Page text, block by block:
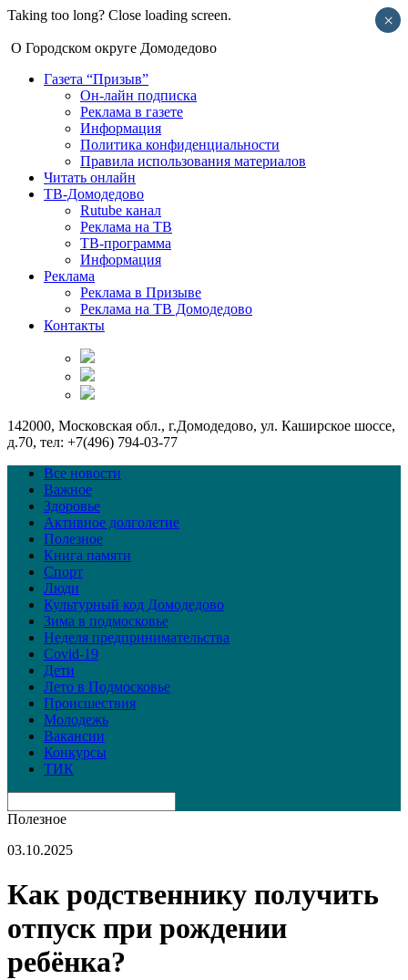
Taking too long? Close loading screen.
О Городском округе Домодедово
Газета “Призыв”
Он-лайн подписка
Реклама в газете
Информация
Политика конфиденциальности
Правила использования материалов
Читать онлайн
ТВ-Домодедово
Rutube канал
Реклама на ТВ
ТВ-программа
Информация
Реклама
Реклама в Призыве
Реклама на ТВ Домодедово
Контакты
142000, Московская обл., г.Домодедово, ул. Каширское шоссе,
д.70, тел: +7(496) 794-03-77
Все новости
Важное
Здоровье
Активное долголетие
Полезное
Книга памяти
Спорт
Люди
Культурный код Домодедово
Зима в подмосковье
Неделя предпринимательства
Covid-19
Дети
Лето в Подмосковье
Происшествия
Молодежь
Вакансии
Конкурсы
ТИК
Полезное
03.10.2025
Как родственнику получить
отпуск при рождении
ребёнка?
×